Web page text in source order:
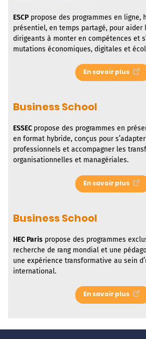
ESCP propose des programmes en ligne,
présentiel, en temps partagé, pour aider
dirigeants à monter en compétences et
mutations économiques, digitales et
En savoir plus
Business School
ESSEC propose des programmes en
en format hybride, conçus pour
professionnels et accompagner les
organisationnelles et managériales.
En savoir plus
Business School
HEC Paris propose des programmes
recherche de rang mondial et une
une expérience transformative au sein
international.
En savoir plus